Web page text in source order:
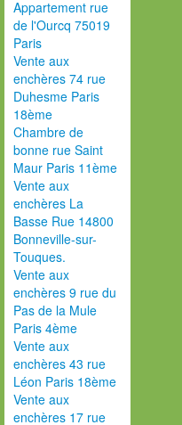
Appartement rue
de l'Ourcq 75019
Paris
Vente aux
enchères 74 rue
Duhesme Paris
18ème
Chambre de
bonne rue Saint
Maur Paris 11ème
Vente aux
enchères La
Basse Rue 14800
Bonneville-sur-
Touques.
Vente aux
enchères 9 rue du
Pas de la Mule
Paris 4ème
Vente aux
enchères 43 rue
Léon Paris 18ème
Vente aux
enchères 17 rue